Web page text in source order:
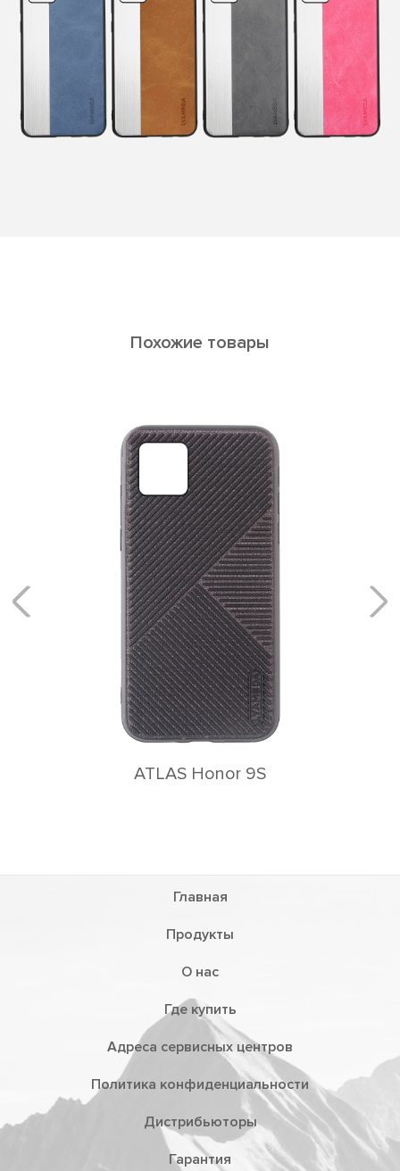
Похожие товары
ATLAS Honor 9S
Главная
Продукты
О нас
Где купить
Адреса сервисных центров
Политика конфиденциальности
Дистрибьюторы
Гарантия